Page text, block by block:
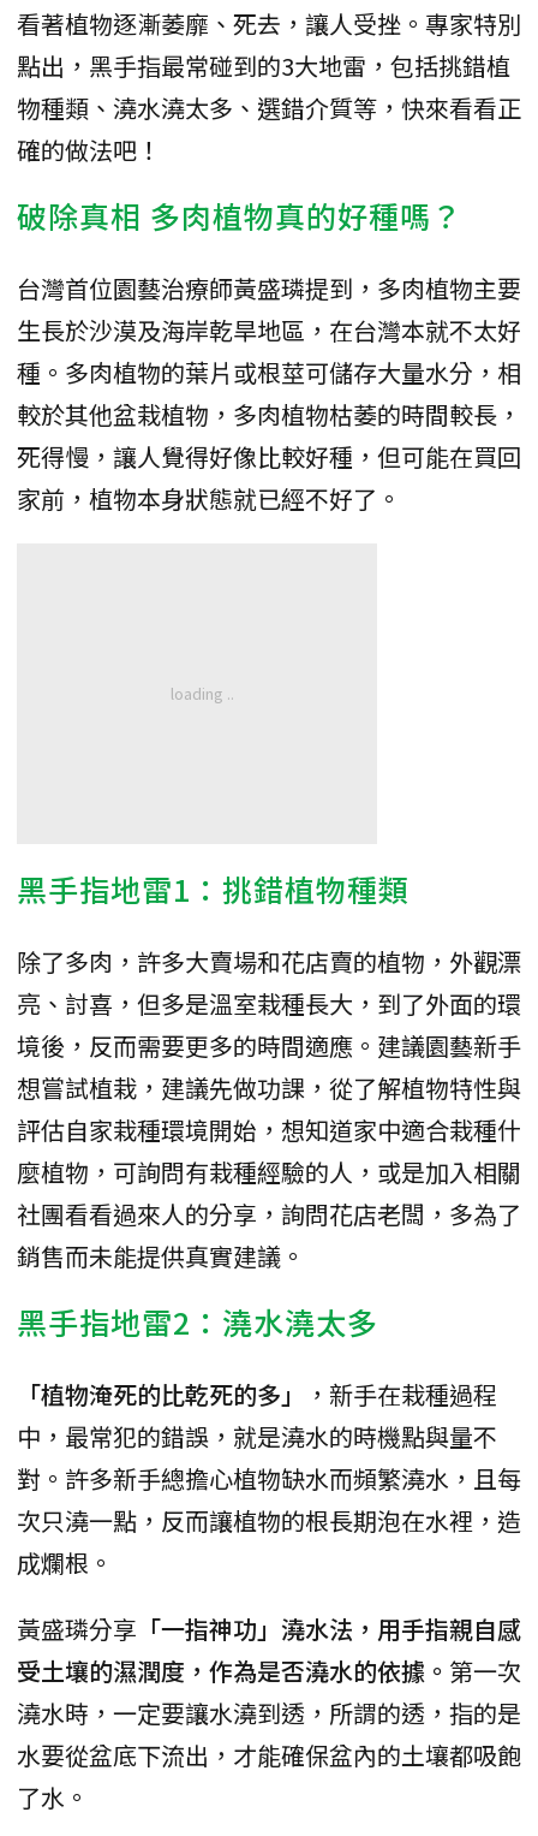
看著植物逐漸萎靡、死去，讓人受挫。專家特別
點出，黑手指最常碰到的3大地雷，包括挑錯植
物種類、澆水澆太多、選錯介質等，快來看看正
確的做法吧！
破除真相 多肉植物真的好種嗎？
台灣首位園藝治療師黃盛璘提到，多肉植物主要
生長於沙漠及海岸乾旱地區，在台灣本就不太好
種。多肉植物的葉片或根莖可儲存大量水分，相
較於其他盆栽植物，多肉植物枯萎的時間較長，
死得慢，讓人覺得好像比較好種，但可能在買回
家前，植物本身狀態就已經不好了。
黑手指地雷1：挑錯植物種類
除了多肉，許多大賣場和花店賣的植物，外觀漂
亮、討喜，但多是溫室栽種長大，到了外面的環
境後，反而需要更多的時間適應。建議園藝新手
想嘗試植栽，建議先做功課，從了解植物特性與
評估自家栽種環境開始，想知道家中適合栽種什
麼植物，可詢問有栽種經驗的人，或是加入相關
社團看看過來人的分享，詢問花店老闆，多為了
銷售而未能提供真實建議。
黑手指地雷2：澆水澆太多
「植物淹死的比乾死的多」
，新手在栽種過程
中，最常犯的錯誤，就是澆水的時機點與量不
對。許多新手總擔心植物缺水而頻繁澆水，且每
次只澆一點，反而讓植物的根長期泡在水裡，造
成爛根。
黃盛璘分享 「一指神功」澆水法，用手指親自感
受土壤的濕潤度，作為是否澆水的依據。 第一次
澆水時，一定要讓水澆到透，所謂的透，指的是
水要從盆底下流出，才能確保盆內的土壤都吸飽
了水。